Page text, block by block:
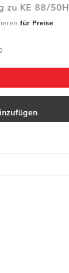
zu KE 88/50H
für Preise